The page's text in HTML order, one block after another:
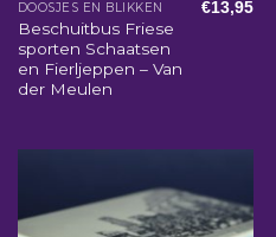
DOOSJES EN BLIKKEN
Beschuitbus Friese
sporten Schaatsen
en Fierljeppen – Van
der Meulen
€13,95